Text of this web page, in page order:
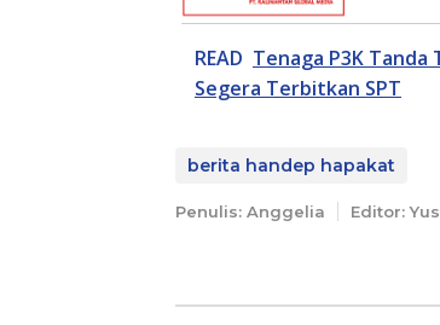
READ Tenaga P3K
Segera Terbitkan SPT
berita handep hapakat
Penulis: Anggelia Editor: